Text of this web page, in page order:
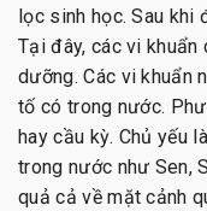
lọc sinh học. Sau khi
Tại đây, các vi
dưỡng. Các vi khuẩn
tố có trong nước.
hay cầu kỳ. Chủ yếu
trong nước như Sen,
quả cả về mặt cảnh